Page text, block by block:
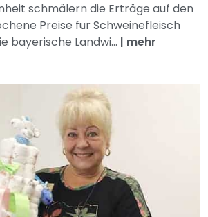
schmälern die Erträge auf den
Preise für Schweinefleisch
bayerische Landwi... | mehr